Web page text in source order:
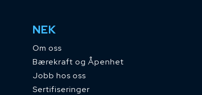
NEK
Om oss
Bærekraft og Åpenhet
Jobb hos oss
Sertifiseringer